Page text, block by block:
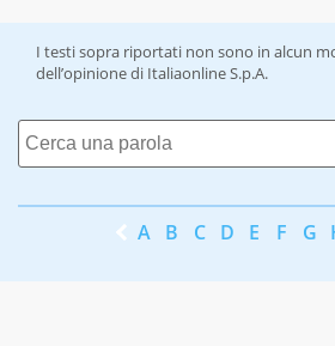
I testi sopra riportati non sono in alcun
dell’opinione di Italiaonline S.p.A.
A B C D E F G